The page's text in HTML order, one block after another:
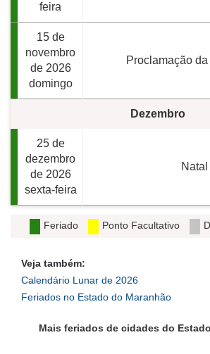
feira
15 de
novembro
de 2026
domingo
Proclamação
Dezembro
25 de
dezembro
de 2026
sexta-feira
Natal
Feriado Ponto Facultativo
Veja também:
Calendário Lunar de 2026
Feriados no Estado do Maranhão
Mais feriados de cidades do